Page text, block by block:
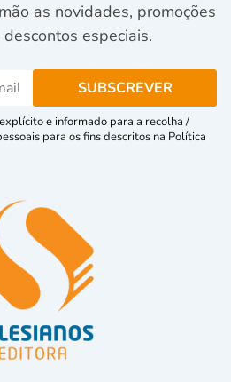
as novidades, promoções
especiais.
e informado para a recolha /
para os fins descritos na Política